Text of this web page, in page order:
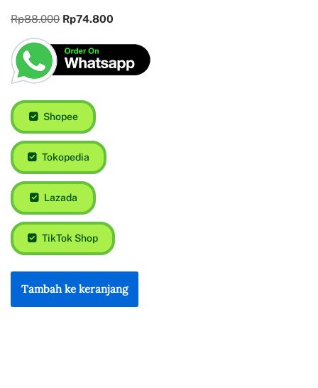
Rp88.000 Rp74.800
Shopee
Tokopedia
Lazada
TikTok Shop
Tambah ke keranjang